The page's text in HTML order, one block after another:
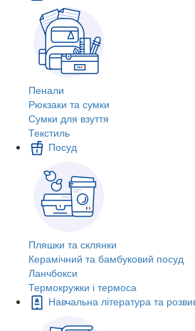
Пенали
Рюкзаки та сумки
Сумки для взуття
Текстиль
Посуд
Пляшки та склянки
Керамічний та бамбуковий посуд
Ланчбокси
Термокружки і термоса
Навчальна література та